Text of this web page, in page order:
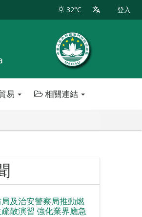
32°C 登入
易 相關連結
及治安警察局推動燃
散演習 強化業界應急